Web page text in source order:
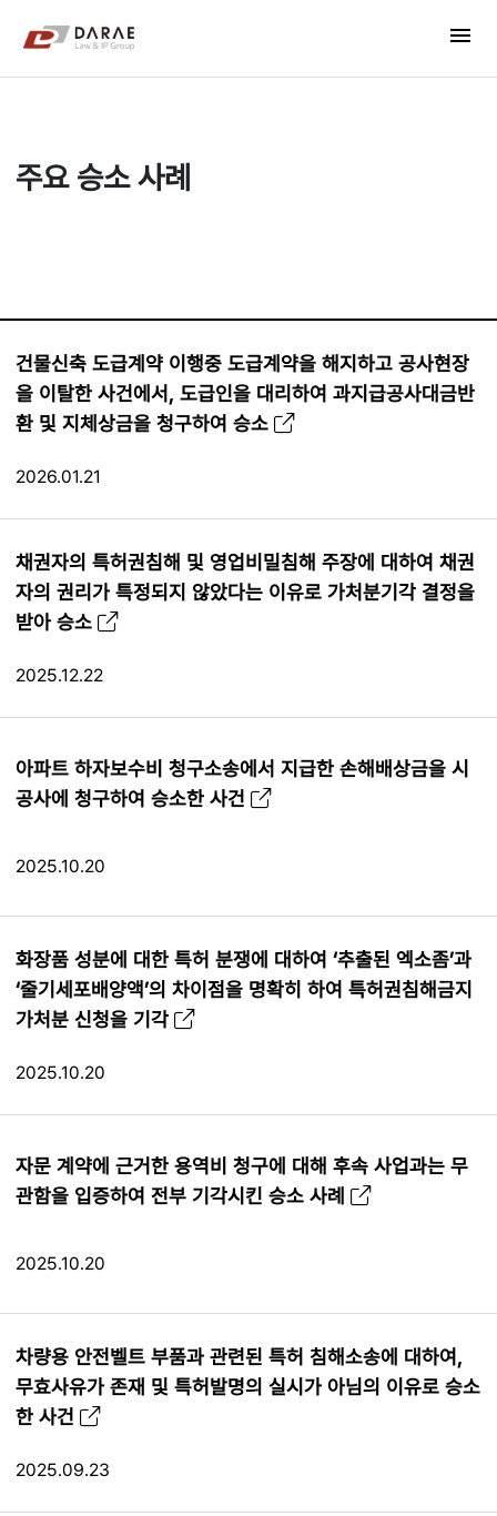
메인 메뉴 바로가기
menu
주요 승소 사례
건물신축 도급계약 이행중 도급계약을 해지하고 공사현장
을 이탈한 사건에서, 도급인을 대리하여 과지급공사대금반
환 및 지체상금을 청구하여 승소
2026.01.21
채권자의 특허권침해 및 영업비밀침해 주장에 대하여 채권
자의 권리가 특정되지 않았다는 이유로 가처분기각 결정을
받아 승소
2025.12.22
아파트 하자보수비 청구소송에서 지급한 손해배상금을 시
공사에 청구하여 승소한 사건
2025.10.20
화장품 성분에 대한 특허 분쟁에 대하여 ‘추출된 엑소좀’과
‘줄기세포배양액’의 차이점을 명확히 하여 특허권침해금지
가처분 신청을 기각
2025.10.20
자문 계약에 근거한 용역비 청구에 대해 후속 사업과는 무
관함을 입증하여 전부 기각시킨 승소 사례
2025.10.20
차량용 안전벨트 부품과 관련된 특허 침해소송에 대하여,
무효사유가 존재 및 특허발명의 실시가 아님의 이유로 승소
한 사건
2025.09.23